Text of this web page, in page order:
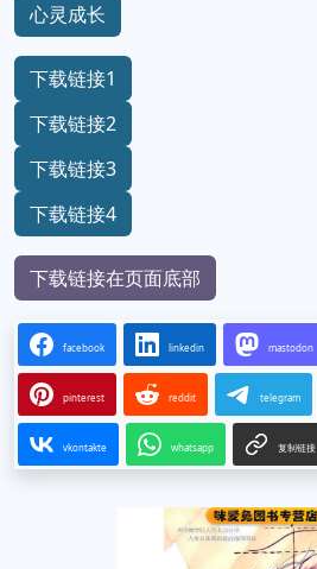
心灵成长
下载链接1
下载链接2
下载链接3
下载链接4
下载链接在页面底部
facebook linkedin mastodon
pinterest reddit telegram
vkontakte whatsapp 复制链接